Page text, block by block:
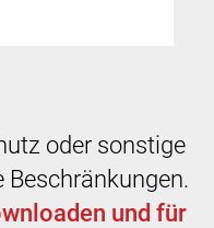
oder sonstige
und für